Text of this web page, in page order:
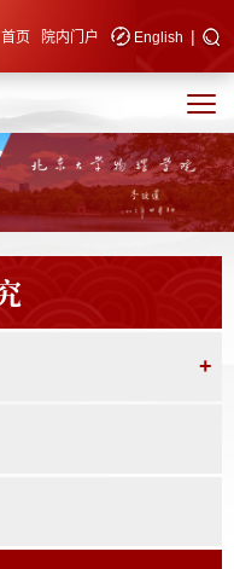
首页 院内门户 English |
+